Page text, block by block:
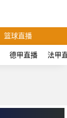
篮球直播
德甲直播 法甲